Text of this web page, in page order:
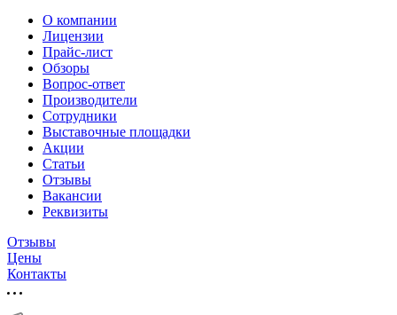
О компании
Лицензии
Прайс-лист
Обзоры
Вопрос-ответ
Производители
Сотрудники
Выставочные площадки
Акции
Статьи
Отзывы
Вакансии
Реквизиты
Отзывы
Цены
Контакты